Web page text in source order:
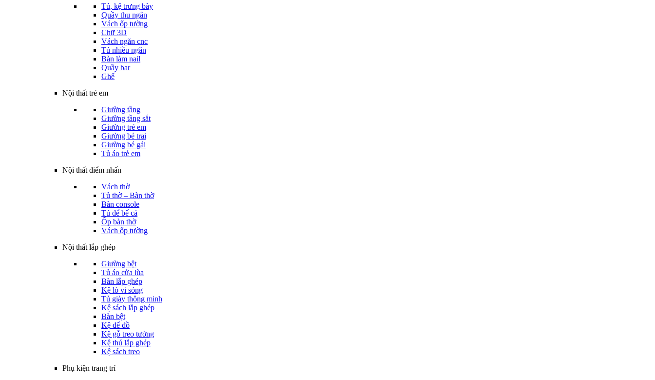
Tủ, kệ trưng bày
Quầy thu ngân
Vách ốp tường
Chữ 3D
Vách ngăn cnc
Tủ nhiều ngăn
Bàn làm nail
Quầy bar
Ghế
Nội thất trẻ em
Giường tầng
Giường tầng sắt
Giường trẻ em
Giường bé trai
Giường bé gái
Tủ áo trẻ em
Nội thất điểm nhấn
Vách thờ
Tủ thờ – Bàn thờ
Bàn console
Tủ để bể cá
Ốp bàn thờ
Vách ốp tường
Nội thất lắp ghép
Giường bệt
Tủ áo cửa lùa
Bàn lắp ghép
Kệ lò vi sóng
Tủ giày thông minh
Kệ sách lắp ghép
Bàn bệt
Kệ để đồ
Kệ gỗ treo tường
Kệ thú lắp ghép
Kệ sách treo
Phụ kiện trang trí